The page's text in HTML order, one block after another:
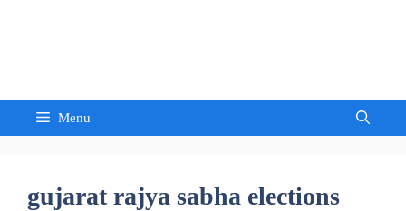
Menu
gujarat rajya sabha elections